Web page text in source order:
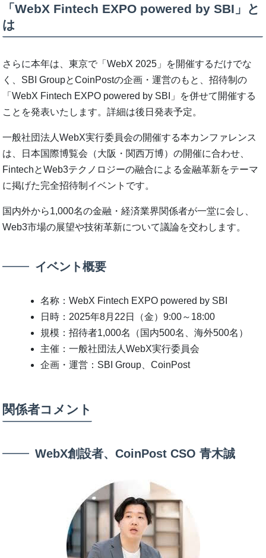
「WebX Fintech EXPO powered by SBI」と
は
さらに本年は、東京で「WebX 2025」を開催するだけでな
く、SBI GroupとCoinPostの企画・運営のもと、招待制の
「WebX Fintech EXPO powered by SBI」を併せて開催する
ことを発表いたします。詳細は後日発表予定。
一般社団法人WebX実行委員会の開催する本カンファレンス
は、日本国際博覧会（大阪・関西万博）の開催に合わせ、
FintechとWeb3テクノロジーの融合による金融革新をテーマ
に掲げた完全招待制イベントです。
国内外から1,000名の金融・経済業界関係者が一堂に会し、
Web3市場の展望や技術革新について議論を交わします。
イベント概要
名称：WebX Fintech EXPO powered by SBI
日時：2025年8月22日（金）9:00～18:00
規模：招待者1,000名（国内500名、海外500名）
主催：一般社団法人WebX実行委員会
企画・運営：SBI Group、CoinPost
関係者コメント
WebX創設者、CoinPost CSO 青木誠